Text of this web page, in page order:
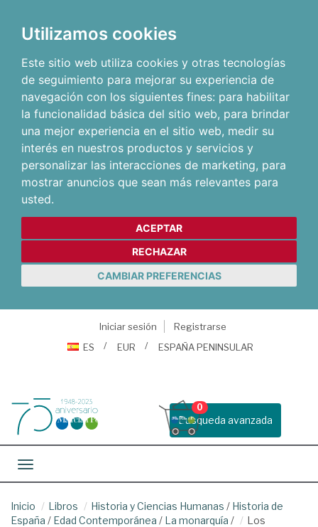
Utilizamos cookies
Este sitio web utiliza cookies y otras tecnologías
de seguimiento para mejorar su experiencia de
navegación con los siguientes fines: para habilitar
la funcionalidad básica del sitio web, para brindar
una mejor experiencia en el sitio web, medir su
interés en nuestros productos y servicios y
personalizar las interacciones de marketing, para
mostrar anuncios que sean más relevantes para
usted.
ACEPTAR
RECHAZAR
CAMBIAR PREFERENCIAS
Iniciar sesión
Registrarse
ES
EUR ESPAÑA PENINSULAR
Busqueda avanzada
0
Toggle navigation
Inicio Libros Historia y Ciencias Humanas / Historia de
España / Edad Contemporánea / La monarquía /
Los